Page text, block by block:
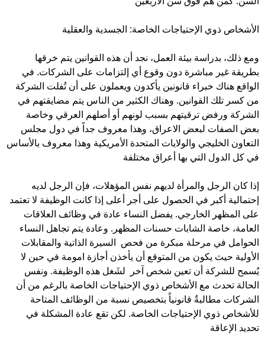
الأشخاص ذوي الإحتياجات الخاصة: الجسدية والعقلية
ومع ذلك، بدراسة بيئة العمل، نجد أن هذه القوانين يتم خرقها
بطريقة غير مباشرة دون وقوع أي إلتزامات على الشركات. في
الواقع هناك خبراء قانونين يأكدون ويعملون على أن تُفلت الشركة
من كسر تلك القوانين. وهناك الكثير من الناس يتم مضايقتهم في
الشركة ورفض ترقيتهم بسبب لونهم أو أصلهم العرقي وخاصة
بعض الصفات لبعض الاعراق، وهذا معروف جداً في دول مجلس
التعاون الخليجي والولايات المتحدة الأمريكية وهذا معروف بالأساس
في كل الدول التي بها أعراق مختلفة
إذا كان الرجل والمرأة لديهم نفس المؤهلات، فإن الرجل لديه
إحتمالية أكبر في الحصول على أجر أعلى إذا كانت الوظيفة لا تعتمد
على المظهر الخارجي. يفضل النساء عادة في وظائف العلاقات
العامة، خاصة الشابات حسنات المظهر. وعادة يتم تجاهل النساء
الحوامل في مرحلة مبكرة من فحص السيرة الذاتية والمقابلات
الأولية حيث يكون من المتوقع أن يأخذن أجازة امومة في حين لا
يُسمح للشركة أن تعين شخص آخر لشَغل هذه الوظيفة. ونفس
الحالة تحدث مع الأشخاص ذوي الإحتياجات الخاصة بالرغم من أن
الشركات مطالبةٌ قانونياً بتخصيص نسبة من الوظائف المتاحة
للأشخاص ذوي الإحتياجات الخاصة. لكن تقع عادة المشكلة في
تحديد الإعاقة